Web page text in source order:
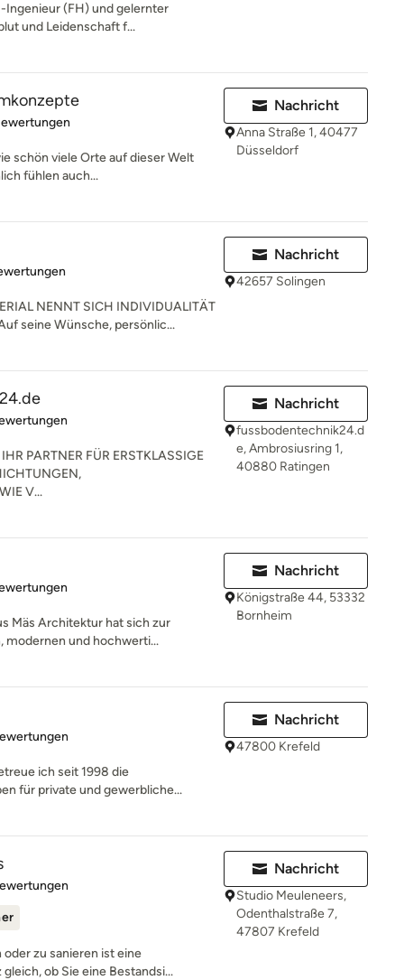
Ingenieur (FH) und gelernter
und Leidenschaft f...
4.8 von 5 Sternen
schön viele Orte auf dieser Welt
fühlen auch...
Nachricht
Anna Straße 1, 40477
Düsseldorf
4.9 von 5 Sternen
NENNT SICH INDIVIDUALITÄT
seine Wünsche, persönlic...
Nachricht
42657 Solingen
4.9 von 5 Sternen
PARTNER FÜR ERSTKLASSIGE
V...
Nachricht
fussbodentechnik24.d
e, Ambrosiusring 1,
40880 Ratingen
4.9 von 5 Sternen
Mäs Architektur hat sich zur
modernen und hochwerti...
Nachricht
Königstraße 44, 53332
Bornheim
4.7 von 5 Sternen
ich seit 1998 die
für private und gewerbliche...
Nachricht
47800 Krefeld
5 von 5 Sternen
oder zu sanieren ist eine
ob Sie eine Bestandsi...
Nachricht
Studio Meuleneers,
Odenthalstraße 7,
47807 Krefeld